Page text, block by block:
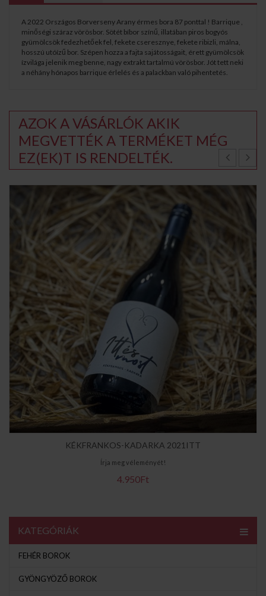
A 2022 Országos Borverseny Arany érmes bora 87 ponttal ! Barrique ,
minőségi száraz vörösbor. Sötét bíbor színű, illatában piros bogyós
gyümölcsök fedezhetőek fel, fekete cseresznye, fekete ribizli, málna,
hosszú utóízű bor. Szépen hozza a fajta sajátosságait, érett gyümölcsök
ízvilága jelenik meg benne, nagy extrakt tartalmú vörösbor. Jót tett neki
a néhány hónapos barrique érlelés és a palackban való pihentetés.
AZOK A VÁSÁRLÓK AKIK
MEGVETTÉK A TERMÉKET MÉG
EZ(EK)T IS RENDELTÉK.
KÉKFRANKOS-KADARKA 2021ITT
Írja meg véleményét!
4.950Ft
KATEGÓRIÁK
FEHÉR BOROK
GYÖNGYÖZŐ BOROK